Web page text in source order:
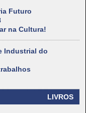
Futuro
na Cultura!
Industrial do
LIVROS